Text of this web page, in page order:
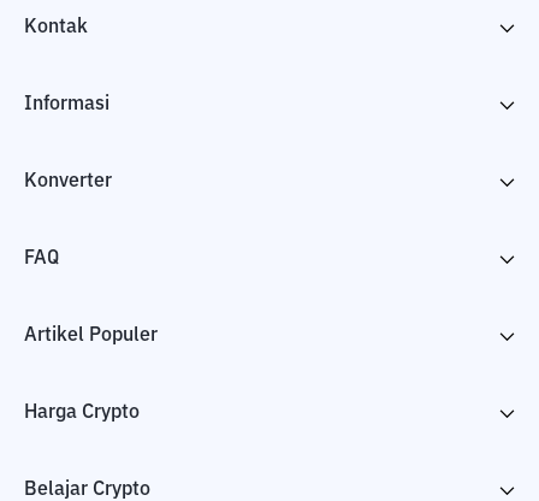
Kontak
Informasi
Konverter
FAQ
Artikel Populer
Harga Crypto
Belajar Crypto